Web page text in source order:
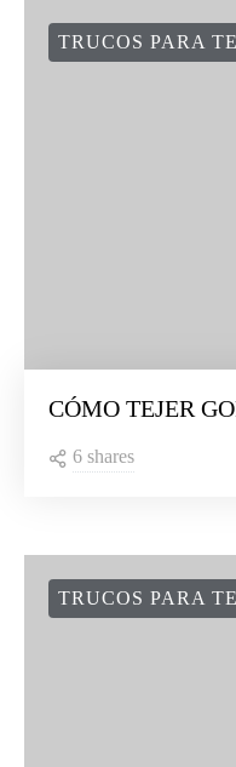
TRUCOS PARA
CÓMO TEJER
6 shares
TRUCOS PARA